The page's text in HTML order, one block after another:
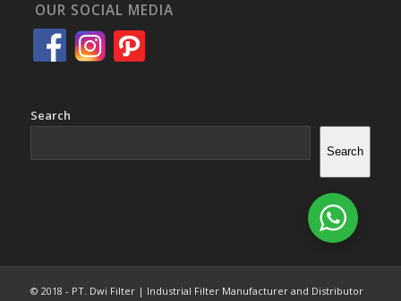
OUR SOCIAL MEDIA
Search
Search
© 2018 - PT. Dwi Filter | Industrial Filter Manufacturer and Distributor